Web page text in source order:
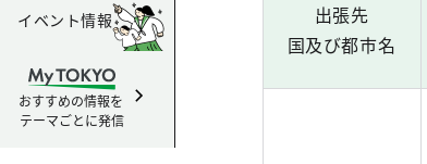
イベント情報
おすすめの情報を
テーマごとに発信
出張先
国及び都市名